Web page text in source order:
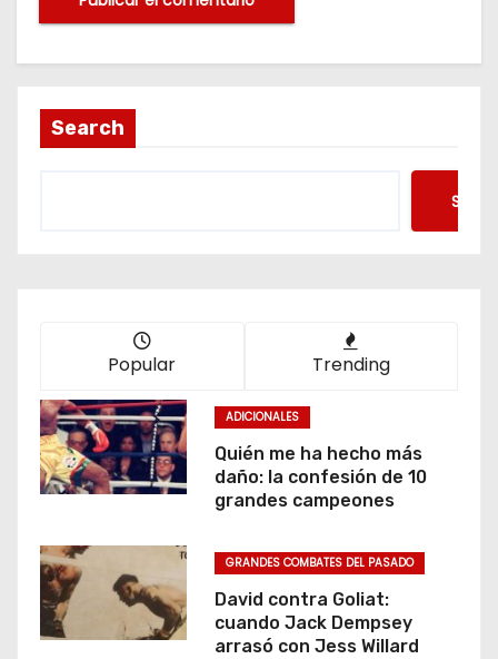
Search
Popular Trending
ADICIONALES
Quién me ha hecho más
daño: la confesión de 10
grandes campeones
GRANDES COMBATES DEL PASADO
David contra Goliat:
cuando Jack Dempsey
arrasó con Jess Willard